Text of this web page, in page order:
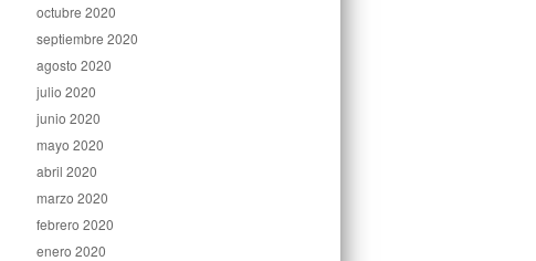
octubre 2020
septiembre 2020
agosto 2020
julio 2020
junio 2020
mayo 2020
abril 2020
marzo 2020
febrero 2020
enero 2020